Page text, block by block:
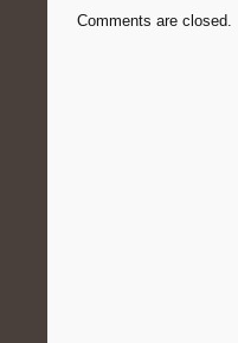
Comments are closed.